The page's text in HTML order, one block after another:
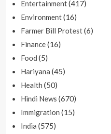
Entertainment(417)
Environment(16)
Farmer Bill Protest(6)
Finance(16)
Food (5)
Hariyana (45)
Health (50)
Hindi News (670)
Immigration (15)
India (575)